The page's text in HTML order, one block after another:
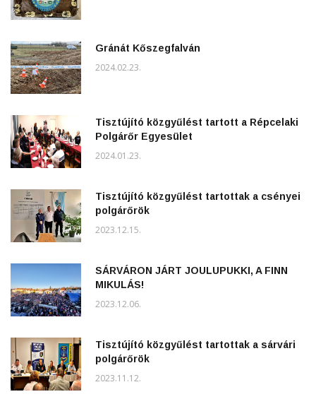
Gránát Kőszegfalván
2024.02.23.
Tisztújító közgyűlést tartott a Répcelaki
Polgárőr Egyesület
2024.01.23.
Tisztújító közgyűlést tartottak a csényei
polgárőrök
2023.12.15.
SÁRVÁRON JÁRT JOULUPUKKI, A FINN
MIKULÁS!
2023.12.06.
Tisztújító közgyűlést tartottak a sárvári
polgárőrök
2023.11.12.